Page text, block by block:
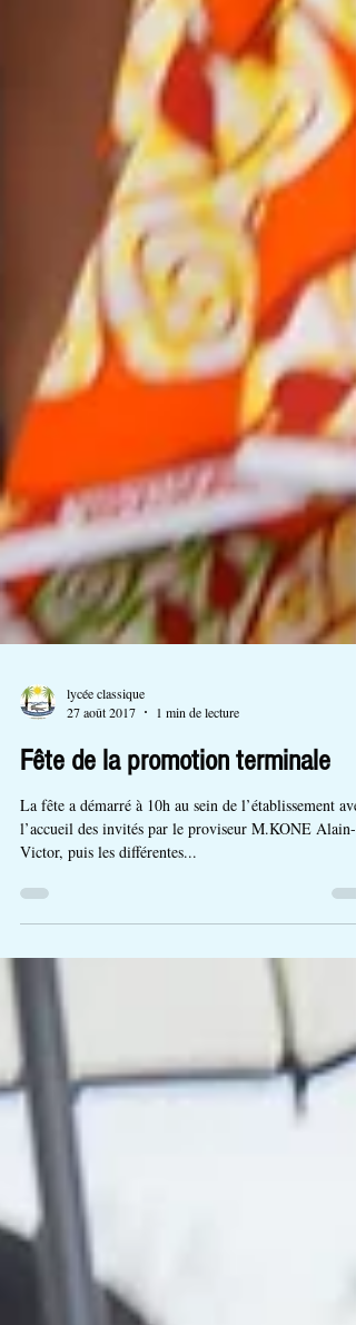
27 août 2017
1 min de lecture
Fête de la promotion terminale
La fête a démarré à 10h au sein de l’établissement avec
Victor, puis les différentes...